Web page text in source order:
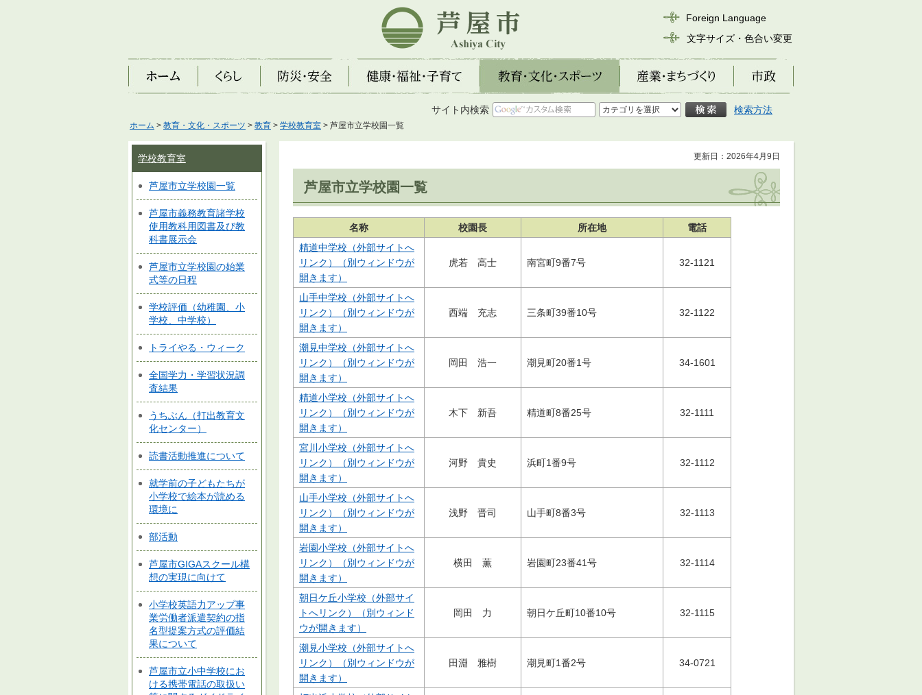
芦屋市
Foreign Language
文字サイズ・色合い変更
ホーム くらし 防災・安全 健康・福祉・子育て 教育・文化・スポーツ 産業・まちづくり 市政
サイト内検索 検索方法
ホーム > 教育・文化・スポーツ > 教育 > 学校教育室 > 芦屋市立学校園一覧
学校教育室
芦屋市立学校園一覧
芦屋市義務教育諸学校
使用教科用図書及び教
科書展示会
芦屋市立学校園の始業
式等の日程
学校評価（幼稚園、小
学校、中学校）
トライやる・ウィーク
全国学力・学習状況調
査結果
うちぶん（打出教育文
化センター）
読書活動推進について
就学前の子どもたちが
小学校で絵本が読める
環境に
部活動
芦屋市GIGAスクール構
想の実現に向けて
小学校英語力アップ事
業労働者派遣契約の指
名型提案方式の評価結
果について
芦屋市立小中学校にお
ける携帯電話の取扱い
更新日：2026年4月9日
芦屋市立学校園一覧
名称 校園長 所在地
電話
精道中学校（外部サイトへ
リンク）（別ウィンドウが
開きます）
虎若 高士 南宮町9番7号 32-1121
山手中学校（外部サイトへ
リンク）（別ウィンドウが
開きます）
西端 充志 三条町39番10号 32-1122
潮見中学校（外部サイトへ
リンク）（別ウィンドウが
開きます）
岡田 浩一 潮見町20番1号 34-1601
精道小学校（外部サイトへ
リンク）（別ウィンドウが
開きます）
木下 新吾 精道町8番25号 32-1111
宮川小学校（外部サイトへ
リンク）（別ウィンドウが
開きます）
河野 貴史 浜町1番9号 32-1112
山手小学校（外部サイトへ
リンク）（別ウィンドウが
開きます）
浅野 晋司 山手町8番3号 32-1113
岩園小学校（外部サイトへ
リンク）（別ウィンドウが
開きます）
横田 薫 岩園町23番41号 32-1114
朝日ケ丘小学校（外部サイ
トへリンク）（別ウィンド
ウが開きます）
岡田 力 朝日ケ丘町10番10号 32-1115
潮見小学校（外部サイトへ
リンク）（別ウィンドウが
開きます）
田淵 雅樹 潮見町1番2号 34-0721